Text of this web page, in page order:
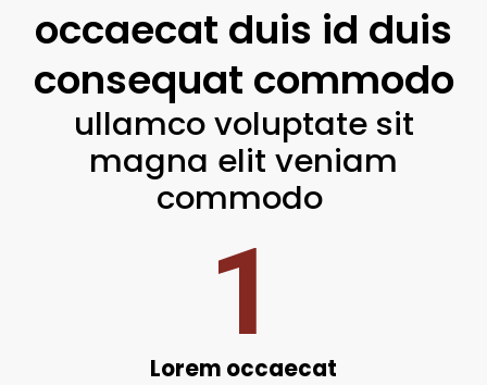
occaecat duis id duis
consequat commodo
ullamco voluptate sit
magna elit veniam
commodo
1
Lorem occaecat